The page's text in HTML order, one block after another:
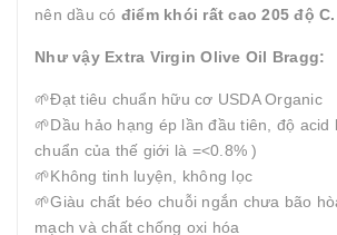
nên dầu có điểm khói rất cao 205 độ C.
Như vậy Extra Virgin Olive Oil Bragg:
🌱Đạt tiêu chuẩn hữu cơ USDA Organic
🌱Dầu hảo hạng ép lần đầu tiên, độ acid
chuẩn của thế giới là =<0.8% )
🌱Không tinh luyện, không lọc
🌱Giàu chất béo chuỗi ngắn chưa bão
mạch và chất chống oxi hóa